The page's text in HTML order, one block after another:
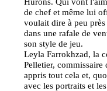
de chef et même lui
voulait dire à peu
dans une rafale de
son style de jeu.
Leyla Farrokhzad, la
Pelletier,
appris tout cela et,
avec les portraits et